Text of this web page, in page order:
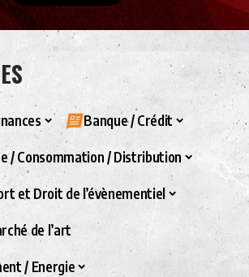
Banque / Crédit
/ Consommation / Distribution
et Droit de l’évènementiel
de l’art
/ Energie